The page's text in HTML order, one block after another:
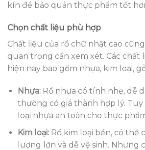
kín để bảo quản thực phẩm tốt
Chọn chất liệu phù hợp
Chất liệu của rổ chữ nhật cao
quan trọng cần xem xét. Các chất
hiện nay bao gồm nhựa, kim loại,
Nhựa:Rổ nhựa có tính nhẹ, dễ
thường có giá thành hợp lý. Tuy
loại nhựa an toàn cho thực
Kim loại:Rổ kim loại bền, có thể
lượng lớn và dễ vệ sinh. Nhưng